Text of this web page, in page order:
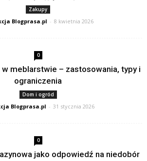
Zakupy
Blogprasa.pl - 8 kwietnia 2026
0
meblarstwie – zastosowania, typy i
ograniczenia
Dom i ogród
Blogprasa.pl - 31 stycznia 2026
0
jako odpowiedź na niedobór